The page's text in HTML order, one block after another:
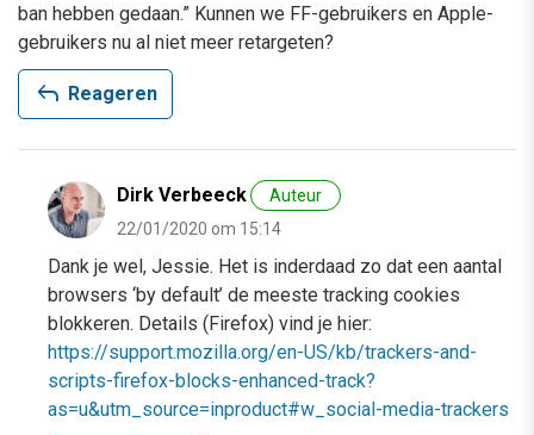
ban hebben gedaan.” Kunnen we FF-gebruikers en Apple-
gebruikers nu al niet meer retargeten?
reply Reageren
Dirk Verbeeck
Auteur
22/01/2020 om 15:14
Dank je wel, Jessie. Het is inderdaad zo dat een aantal
browsers ‘by default’ de meeste tracking cookies
blokkeren. Details (Firefox) vind je hier:
https://support.mozilla.org/en-US/kb/trackers-and-
scripts-firefox-blocks-enhanced-track?
as=u&utm_source=inproduct#w_social-media-trackers